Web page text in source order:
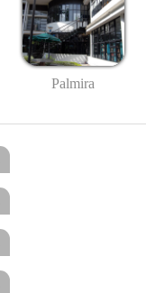
Palmira